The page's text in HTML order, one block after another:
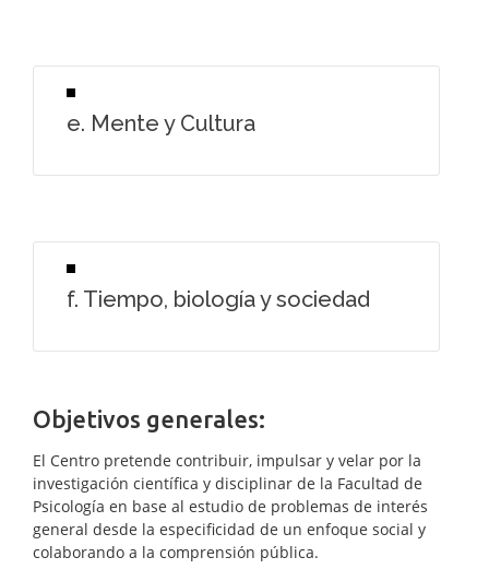
e. Mente y Cultura
f. Tiempo, biología y sociedad
Objetivos generales:
El Centro pretende contribuir, impulsar y velar por la
investigación científica y disciplinar de la Facultad de
Psicología en base al estudio de problemas de interés
general desde la especificidad de un enfoque social y
colaborando a la comprensión pública.